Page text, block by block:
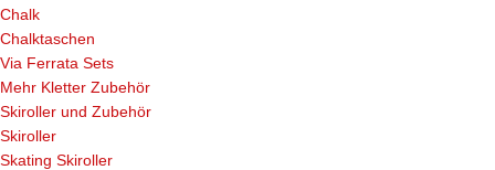
Chalk
Chalktaschen
Via Ferrata Sets
Mehr Kletter Zubehör
Skiroller und Zubehör
Skiroller
Skating Skiroller